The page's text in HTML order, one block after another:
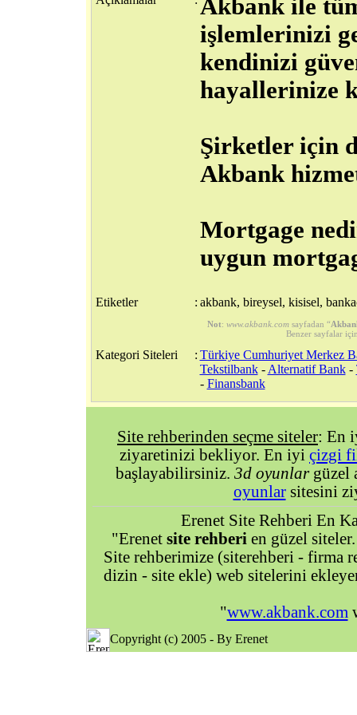
Akbank ile
işlemlerinizi
kendinizi
hayallerinize
Şirketler için
Akbank
Mortgage
uygun
Etiketler : akbank, bireysel, kisisel,
Not: www.akbank.com sayfadan “
Benzer sayfalar
Kategori Siteleri : Türkiye Cumhuriyet Merkez
Tekstilbank- Alternatif Bank-
- Finansbank
Site rehberinden seçme siteler: En
ziyaretinizi bekliyor. En iyi çizgi
başlayabilirsiniz. 3d oyunlargüzel
oyunlarsitesini
Erenet Site Rehberi En
"Erenet site rehberi en güzel
Site rehberimize (siterehberi - firma
dizin - site ekle) web sitelerini
"www.akbank.com
Copyright (c) 2005 - By Erenet